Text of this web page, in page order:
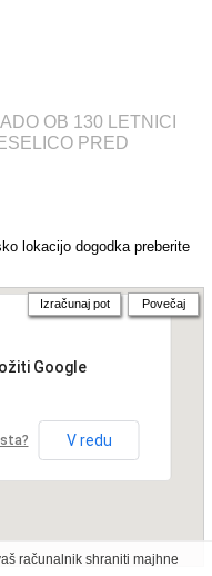
OB 130 LETNICI
PRED
lokacijo dogodka preberite
Google
V redu
Izračunaj pot Povečaj
računalnik shraniti majhne